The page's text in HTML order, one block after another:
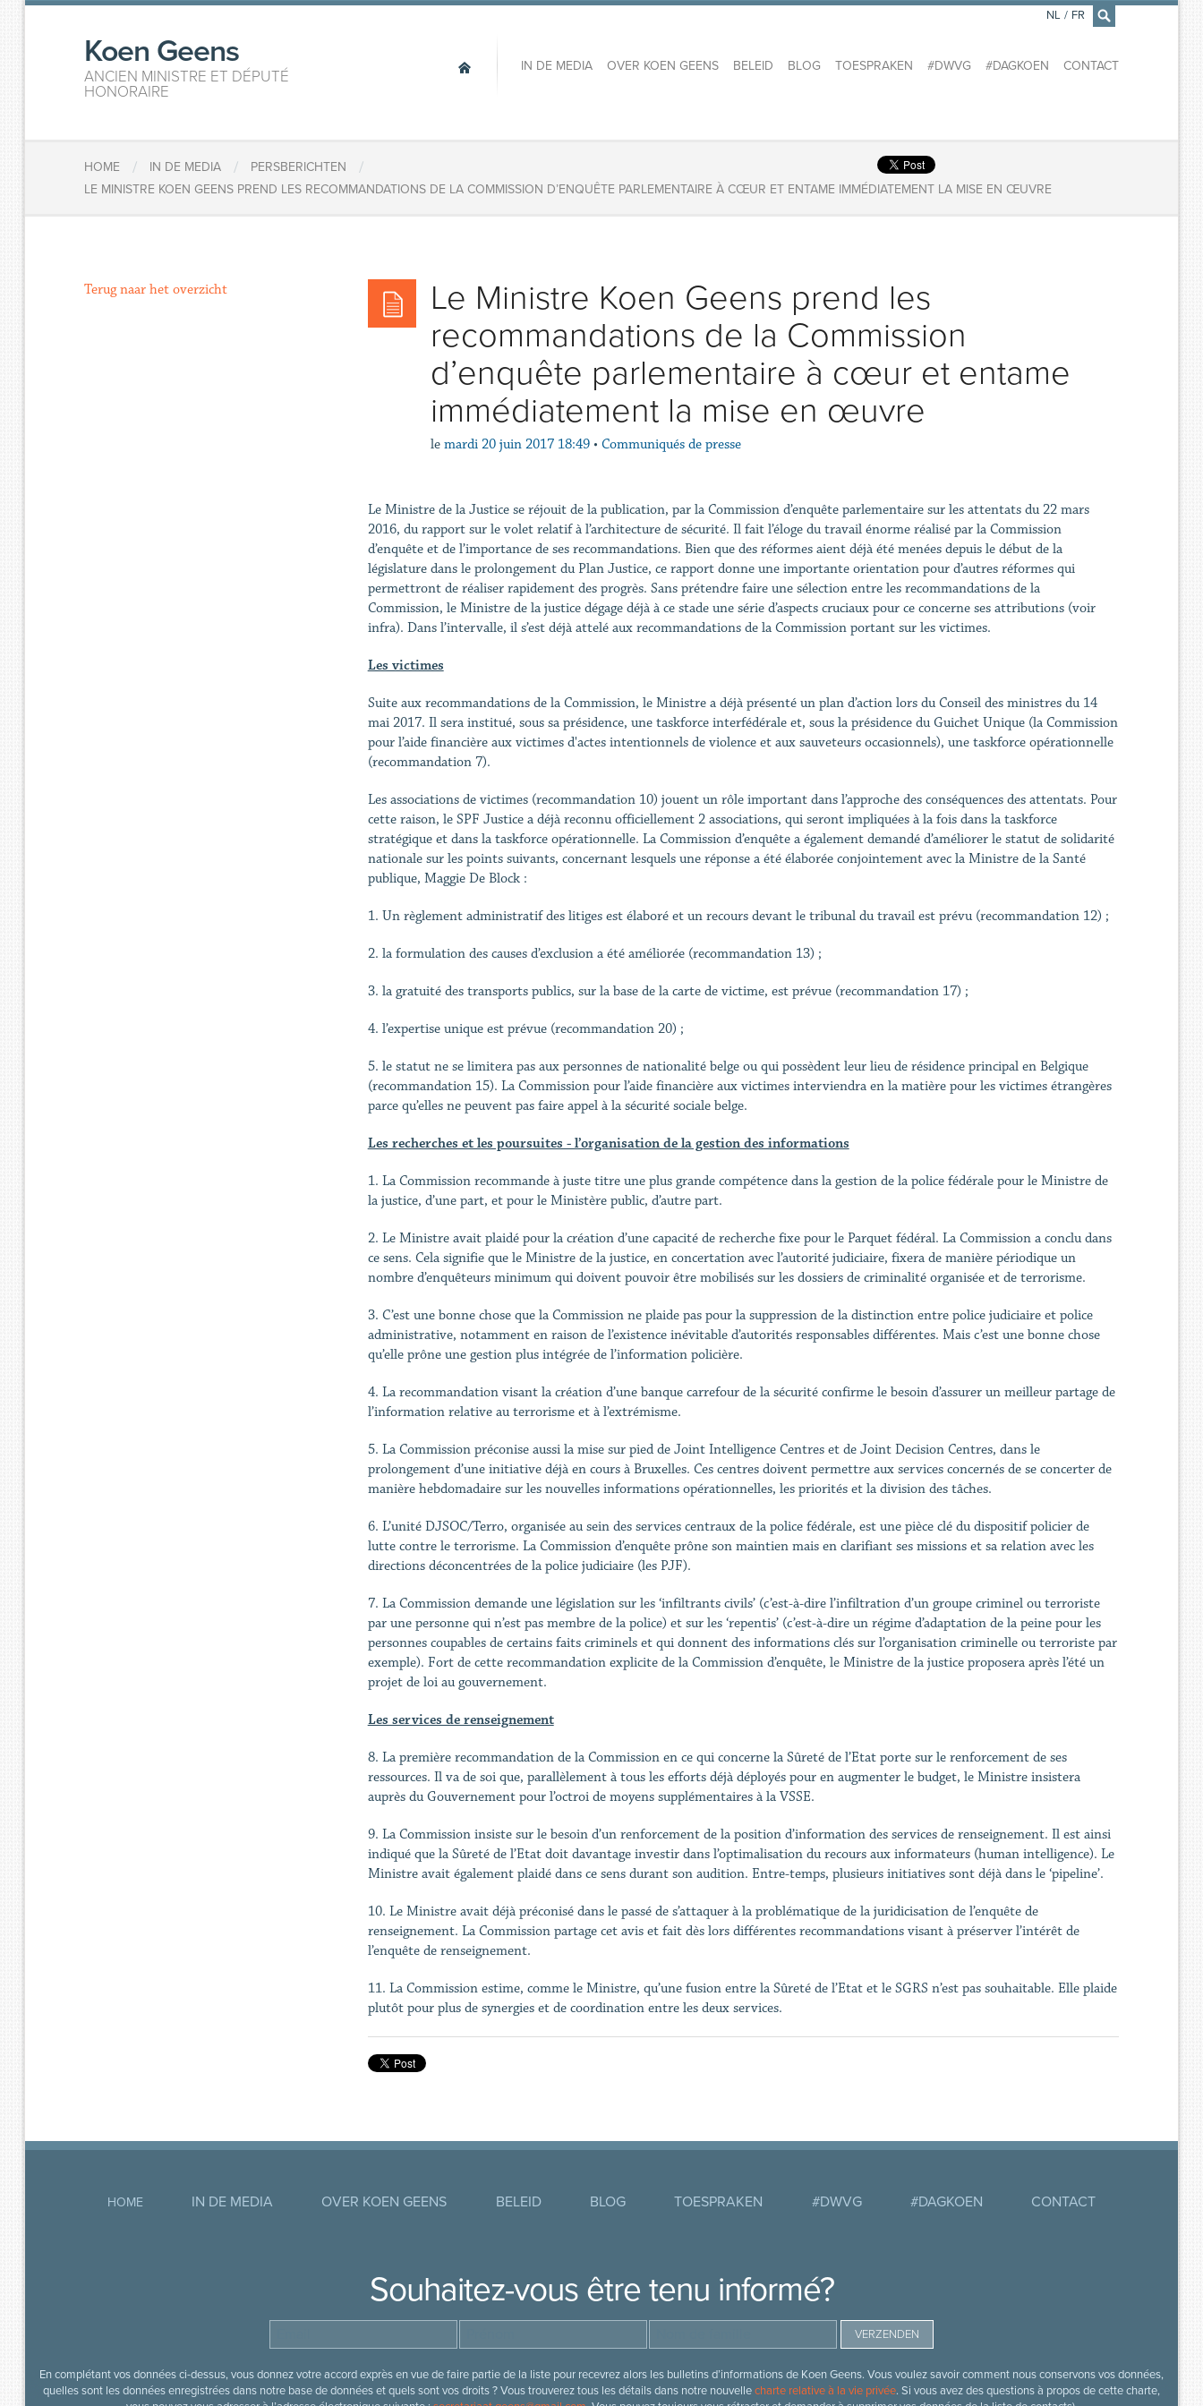
×
Koen Geens
ANCIEN MINISTRE ET DÉPUTÉ
HONORAIRE
IN DE MEDIA OVER KOEN GEENS BELEID BLOG TOESPRAKEN #DWVG #DAGKOEN CONTACT
NL / FR
HOME / IN DE MEDIA / PERSBERICHTEN /
LE MINISTRE KOEN GEENS PREND LES RECOMMANDATIONS DE LA COMMISSION D’ENQUÊTE PARLEMENTAIRE À CŒUR ET ENTAME IMMÉDIATEMENT LA MISE EN ŒUVRE
Le Ministre Koen Geens prend les
recommandations de la Commission
d’enquête parlementaire à cœur et entame
immédiatement la mise en œuvre
le mardi 20 juin 2017 18:49 • Communiqués de presse
Le Ministre de la Justice se réjouit de la publication, par la Commission d’enquête parlementaire sur les attentats du 22 mars
2016, du rapport sur le volet relatif à l’architecture de sécurité. Il fait l’éloge du travail énorme réalisé par la Commission
d’enquête et de l’importance de ses recommandations. Bien que des réformes aient déjà été menées depuis le début de la
législature dans le prolongement du Plan Justice, ce rapport donne une importante orientation pour d’autres réformes qui
permettront de réaliser rapidement des progrès. Sans prétendre faire une sélection entre les recommandations de la
Commission, le Ministre de la justice dégage déjà à ce stade une série d’aspects cruciaux pour ce concerne ses attributions (voir
infra). Dans l’intervalle, il s’est déjà attelé aux recommandations de la Commission portant sur les victimes.
Les victimes
Suite aux recommandations de la Commission, le Ministre a déjà présenté un plan d’action lors du Conseil des ministres du 14
mai 2017. Il sera institué, sous sa présidence, une taskforce interfédérale et, sous la présidence du Guichet Unique (la Commission
pour l’aide financière aux victimes d'actes intentionnels de violence et aux sauveteurs occasionnels), une taskforce opérationnelle
(recommandation 7).
Les associations de victimes (recommandation 10) jouent un rôle important dans l’approche des conséquences des attentats. Pour
cette raison, le SPF Justice a déjà reconnu officiellement 2 associations, qui seront impliquées à la fois dans la taskforce
stratégique et dans la taskforce opérationnelle. La Commission d’enquête a également demandé d’améliorer le statut de solidarité
nationale sur les points suivants, concernant lesquels une réponse a été élaborée conjointement avec la Ministre de la Santé
publique, Maggie De Block :
1. Un règlement administratif des litiges est élaboré et un recours devant le tribunal du travail est prévu (recommandation 12) ;
2. la formulation des causes d’exclusion a été améliorée (recommandation 13) ;
3. la gratuité des transports publics, sur la base de la carte de victime, est prévue (recommandation 17) ;
4. l’expertise unique est prévue (recommandation 20) ;
5. le statut ne se limitera pas aux personnes de nationalité belge ou qui possèdent leur lieu de résidence principal en Belgique
(recommandation 15). La Commission pour l’aide financière aux victimes interviendra en la matière pour les victimes étrangères
parce qu’elles ne peuvent pas faire appel à la sécurité sociale belge.
Les recherches et les poursuites - l’organisation de la gestion des informations
1. La Commission recommande à juste titre une plus grande compétence dans la gestion de la police fédérale pour le Ministre de
la justice, d’une part, et pour le Ministère public, d’autre part.
2. Le Ministre avait plaidé pour la création d’une capacité de recherche fixe pour le Parquet fédéral. La Commission a conclu dans
ce sens. Cela signifie que le Ministre de la justice, en concertation avec l’autorité judiciaire, fixera de manière périodique un
nombre d’enquêteurs minimum qui doivent pouvoir être mobilisés sur les dossiers de criminalité organisée et de terrorisme.
3. C’est une bonne chose que la Commission ne plaide pas pour la suppression de la distinction entre police judiciaire et police
administrative, notamment en raison de l’existence inévitable d’autorités responsables différentes. Mais c’est une bonne chose
qu’elle prône une gestion plus intégrée de l’information policière.
4. La recommandation visant la création d’une banque carrefour de la sécurité confirme le besoin d’assurer un meilleur partage de
l’information relative au terrorisme et à l’extrémisme.
5. La Commission préconise aussi la mise sur pied de Joint Intelligence Centres et de Joint Decision Centres, dans le
prolongement d’une initiative déjà en cours à Bruxelles. Ces centres doivent permettre aux services concernés de se concerter de
manière hebdomadaire sur les nouvelles informations opérationnelles, les priorités et la division des tâches.
6. L’unité DJSOC/Terro, organisée au sein des services centraux de la police fédérale, est une pièce clé du dispositif policier de
lutte contre le terrorisme. La Commission d’enquête prône son maintien mais en clarifiant ses missions et sa relation avec les
directions déconcentrées de la police judiciaire (les PJF).
7. La Commission demande une législation sur les ‘infiltrants civils’ (c’est-à-dire l’infiltration d’un groupe criminel ou terroriste
par une personne qui n’est pas membre de la police) et sur les ‘repentis’ (c’est-à-dire un régime d’adaptation de la peine pour les
personnes coupables de certains faits criminels et qui donnent des informations clés sur l’organisation criminelle ou terroriste par
exemple). Fort de cette recommandation explicite de la Commission d’enquête, le Ministre de la justice proposera après l’été un
projet de loi au gouvernement.
Les services de renseignement
8. La première recommandation de la Commission en ce qui concerne la Sûreté de l’Etat porte sur le renforcement de ses
ressources. Il va de soi que, parallèlement à tous les efforts déjà déployés pour en augmenter le budget, le Ministre insistera
auprès du Gouvernement pour l’octroi de moyens supplémentaires à la VSSE.
9. La Commission insiste sur le besoin d’un renforcement de la position d’information des services de renseignement. Il est ainsi
indiqué que la Sûreté de l’Etat doit davantage investir dans l’optimalisation du recours aux informateurs (human intelligence). Le
Ministre avait également plaidé dans ce sens durant son audition. Entre-temps, plusieurs initiatives sont déjà dans le ‘pipeline’.
10. Le Ministre avait déjà préconisé dans le passé de s’attaquer à la problématique de la juridicisation de l’enquête de
renseignement. La Commission partage cet avis et fait dès lors différentes recommandations visant à préserver l’intérêt de
l’enquête de renseignement.
11. La Commission estime, comme le Ministre, qu’une fusion entre la Sûreté de l’Etat et le SGRS n’est pas souhaitable. Elle plaide
plutôt pour plus de synergies et de coordination entre les deux services.
Terug naar het overzicht
HOME IN DE MEDIA OVER KOEN GEENS BELEID BLOG TOESPRAKEN #DWVG #DAGKOEN CONTACT
Souhaitez-vous être tenu informé?
En complétant vos données ci-dessus, vous donnez votre accord exprès en vue de faire partie de la liste pour recevrez alors les bulletins d’informations de Koen Geens. Vous voulez savoir comment nous conservons vos données,
quelles sont les données enregistrées dans notre base de données et quels sont vos droits ? Vous trouverez tous les détails dans notre nouvellecharte relative à la vie privée. Si vous avez des questions à propos de cette charte,